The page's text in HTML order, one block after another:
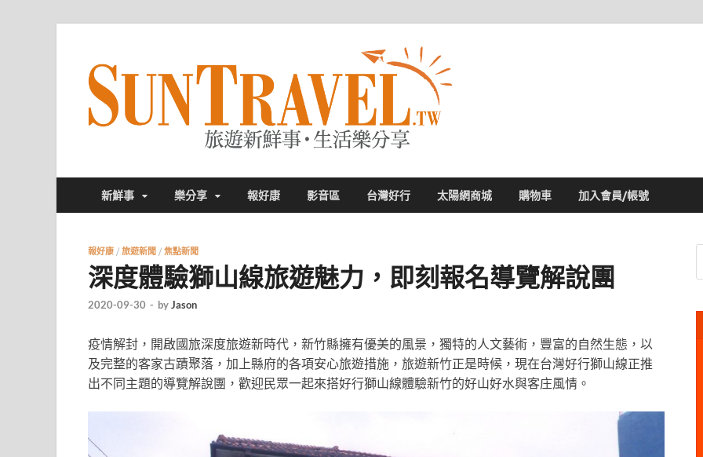
新鮮事 樂分享 報好康 影音區 台灣好行 太陽網商城 購物車 加入會員/帳號
報好康 / 旅遊新聞 / 焦點新聞
深度體驗獅山線旅遊魅力，即刻報名導覽解說團
2020-09-30 - byJason
疫情解封，開啟國旅深度旅遊新時代，新竹縣擁有優美的風景，獨特的人文藝術，豐富的自然生態，以
及完整的客家古蹟聚落，加上縣府的各項安心旅遊措施，旅遊新竹正是時候，現在台灣好行獅山線正推
出不同主題的導覽解說團，歡迎民眾一起來搭好行獅山線體驗新竹的好山好水與客庄風情。